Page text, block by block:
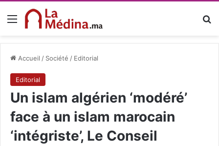
Menu
Accueil / Société / Editorial
Editorial
Un islam algérien ‘modéré’
face à un islam marocain
‘intégriste’, Le Conseil